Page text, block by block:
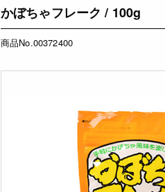
かぼちゃフレーク / 100g
商品No.00372400